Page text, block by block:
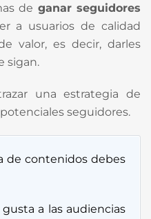
de ganar seguidores
a usuarios de calidad
valor, es decir, darles
sigan.
una estrategia de
seguidores.
de contenidos debes
a las audiencias